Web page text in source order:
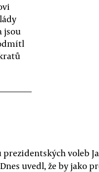
jsou
voleb
uvedl, že by jako